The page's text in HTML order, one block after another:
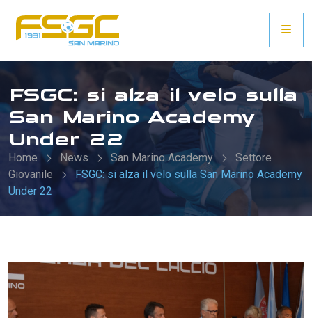
FSGC: si alza il velo sulla
San Marino Academy
Under 22
Home News San Marino Academy
Settore
Giovanile
FSGC: si alza il velo sulla San Marino Academy
Under 22